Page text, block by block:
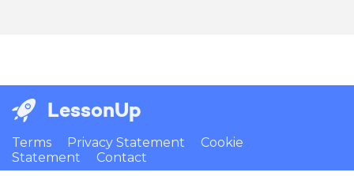
LessonUp
Terms Privacy Statement
Cookie
Statement
Contact